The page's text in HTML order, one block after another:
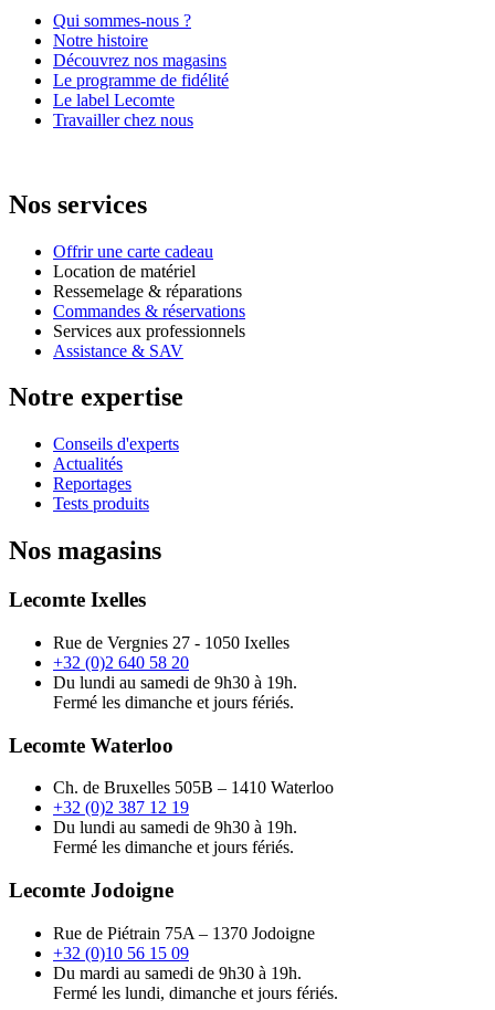
Qui sommes-nous ?
Notre histoire
Découvrez nos magasins
Le programme de fidélité
Le label Lecomte
Travailler chez nous
Nos services
Offrir une carte cadeau
Location de matériel
Ressemelage & réparations
Commandes & réservations
Services aux professionnels
Assistance & SAV
Notre expertise
Conseils d'experts
Actualités
Reportages
Tests produits
Nos magasins
Lecomte Ixelles
Rue de Vergnies 27 - 1050 Ixelles
+32 (0)2 640 58 20
Du lundi au samedi de 9h30 à 19h.
Fermé les dimanche et jours fériés.
Lecomte Waterloo
Ch. de Bruxelles 505B – 1410 Waterloo
+32 (0)2 387 12 19
Du lundi au samedi de 9h30 à 19h.
Fermé les dimanche et jours fériés.
Lecomte Jodoigne
Rue de Piétrain 75A – 1370 Jodoigne
+32 (0)10 56 15 09
Du mardi au samedi de 9h30 à 19h.
Fermé les lundi, dimanche et jours fériés.